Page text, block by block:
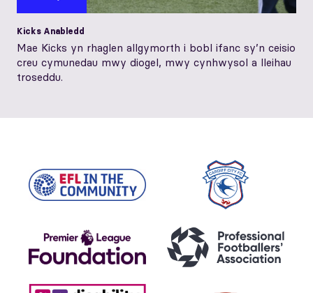
Kicks Anabledd
Mae Kicks yn rhaglen allgymorth i bobl ifanc sy’n ceisio
creu cymunedau mwy diogel, mwy cynhwysol a lleihau
troseddu.